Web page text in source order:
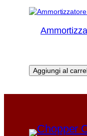
Aggiungi al